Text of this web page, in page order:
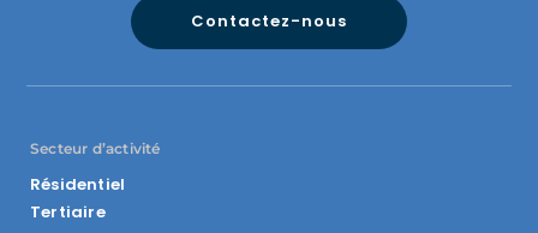
Contactez-nous
Secteur d’activité
Résidentiel
Tertiaire